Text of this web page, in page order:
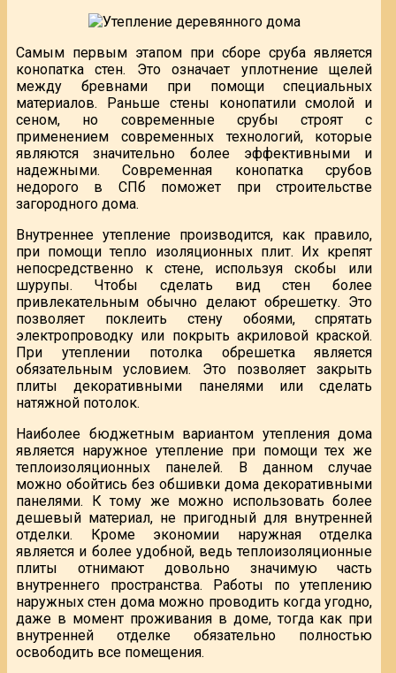
Самым первым этапом при сборе сруба является
конопатка стен. Это означает уплотнение щелей
между бревнами при помощи специальных
материалов. Раньше стены конопатили смолой и
сеном, но современные срубы строят с
применением современных технологий, которые
являются значительно более эффективными и
надежными. Современная конопатка срубов
недорого в СПб поможет при строительстве
загородного дома.
Внутреннее утепление производится, как правило,
при помощи тепло изоляционных плит. Их крепят
непосредственно к стене, используя скобы или
шурупы. Чтобы сделать вид стен более
привлекательным обычно делают обрешетку. Это
позволяет поклеить стену обоями, спрятать
электропроводку или покрыть акриловой краской.
При утеплении потолка обрешетка является
обязательным условием. Это позволяет закрыть
плиты декоративными панелями или сделать
натяжной потолок.
Наиболее бюджетным вариантом утепления дома
является наружное утепление при помощи тех же
теплоизоляционных панелей. В данном случае
можно обойтись без обшивки дома декоративными
панелями. К тому же можно использовать более
дешевый материал, не пригодный для внутренней
отделки. Кроме экономии наружная отделка
является и более удобной, ведь теплоизоляционные
плиты отнимают довольно значимую часть
внутреннего пространства. Работы по утеплению
наружных стен дома можно проводить когда угодно,
даже в момент проживания в доме, тогда как при
внутренней отделке обязательно полностью
освободить все помещения.